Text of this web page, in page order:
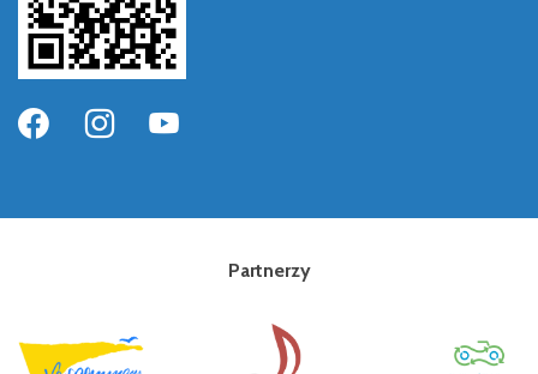
Partnerzy